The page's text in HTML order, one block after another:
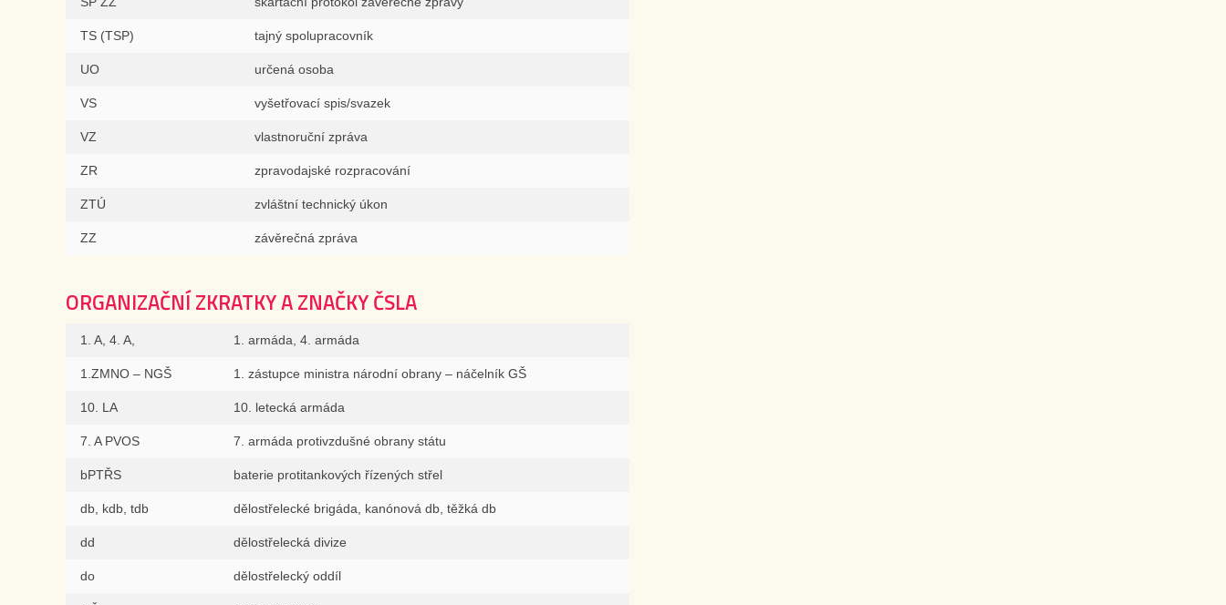
TS (TSP) tajný spolupracovník
UO určená osoba
VS vyšetřovací spis/svazek
VZ vlastnoruční zpráva
ZR zpravodajské rozpracování
ZTÚ zvláštní technický úkon
ZZ závěrečná zpráva
ORGANIZAČNÍ ZKRATKY A ZNAČKY ČSLA
1. A, 4. A, 1. armáda, 4. armáda
1.ZMNO – NGŠ 1. zástupce ministra národní obrany – náčelník GŠ
10. LA 10. letecká armáda
7. A PVOS 7. armáda protivzdušné obrany státu
bPTŘS baterie protitankových řízených střel
db, kdb, tdb dělostřelecké brigáda, kanónová db, těžká db
dd dělostřelecká divize
do dělostřelecký oddíl